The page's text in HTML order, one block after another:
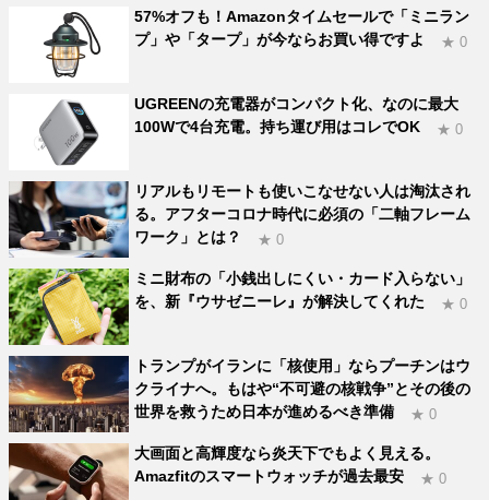
57%オフも！Amazonタイムセールで「ミニラン
プ」や「タープ」が今ならお買い得ですよ
★ 0
UGREENの充電器がコンパクト化、なのに最大
100Wで4台充電。持ち運び用はコレでOK
★ 0
リアルもリモートも使いこなせない人は淘汰され
る。アフターコロナ時代に必須の「二軸フレーム
ワーク」とは？
★ 0
ミニ財布の「小銭出しにくい・カード入らない」
を、新『ウサゼニーレ』が解決してくれた
★ 0
トランプがイランに「核使用」ならプーチンはウ
クライナへ。もはや“不可避の核戦争”とその後の
世界を救うため日本が進めるべき準備
★ 0
大画面と高輝度なら炎天下でもよく見える。
Amazfitのスマートウォッチが過去最安
★ 0